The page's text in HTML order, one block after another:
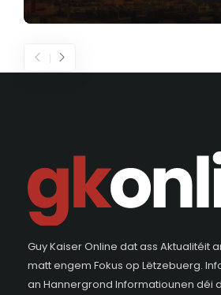
Guy Kaiser Online dat ass Aktualitéit
matt engem Fokus op Lëtzebuerg.
an Hannergrond Informatiounen déi